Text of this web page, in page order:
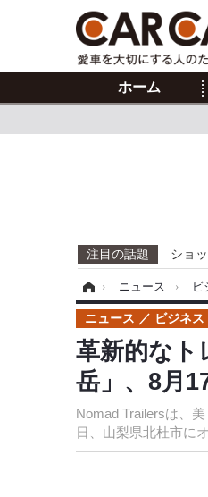
ホーム
注目の話題 ショ
› ニュース › ビ
革新的なト
岳」、8月
Nomad Trailersは、
日、山梨県北杜市に
ニュース ビジネス